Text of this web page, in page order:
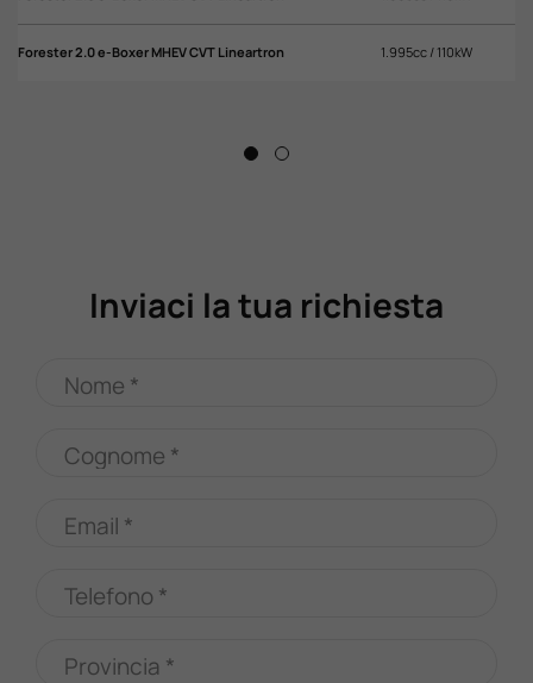
Forester 2.0 e-Boxer MHEV CVT Lineartron 1.995cc / 110kW
Inviaci la tua richiesta
Nome *
Cognome *
Email *
Telefono *
Provincia *